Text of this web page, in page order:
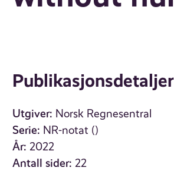
Publikasjonsdetaljer
Utgiver: Norsk Regnesentral
Serie: NR-notat ()
År: 2022
Antall sider: 22